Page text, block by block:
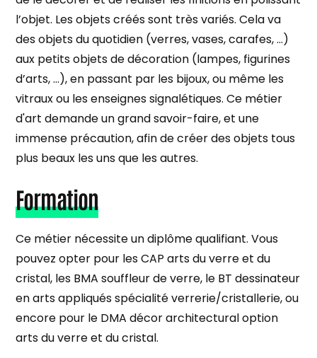
l’objet. Les objets créés sont très variés. Cela va
des objets du quotidien (verres, vases, carafes, …)
aux petits objets de décoration (lampes, figurines
d’arts, …), en passant par les bijoux, ou même les
vitraux ou les enseignes signalétiques. Ce métier
d'art demande un grand savoir-faire, et une
immense précaution, afin de créer des objets tous
plus beaux les uns que les autres.
Formation
Ce métier nécessite un diplôme qualifiant. Vous
pouvez opter pour les CAP arts du verre et du
cristal, les BMA souffleur de verre, le BT dessinateur
en arts appliqués spécialité verrerie/cristallerie, ou
encore pour le DMA décor architectural option
arts du verre et du cristal.